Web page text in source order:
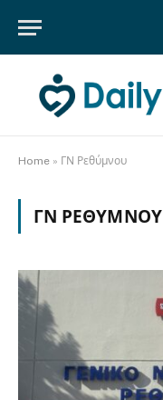
Home » ΓΝ Ρεθύμνου
ΓΝ ΡΕΘΎΜΝΟΥ